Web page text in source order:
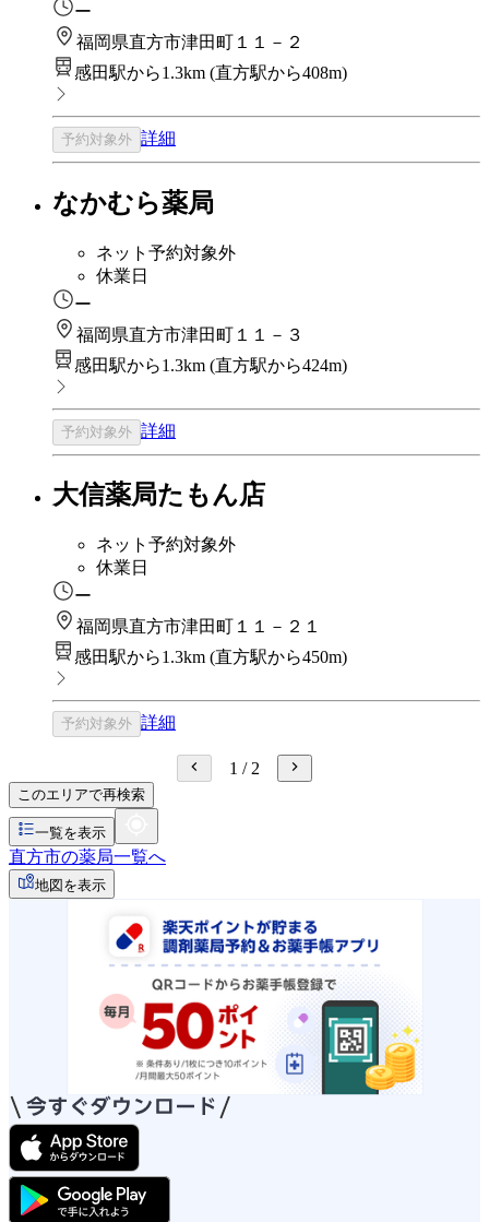
ー
福岡県直方市津田町１１－２
感田駅から1.3km (直方駅から408m)
予約対象外 詳細
なかむら薬局
ネット予約対象外
休業日
ー
福岡県直方市津田町１１－３
感田駅から1.3km (直方駅から424m)
予約対象外 詳細
大信薬局たもん店
ネット予約対象外
休業日
ー
福岡県直方市津田町１１－２１
感田駅から1.3km (直方駅から450m)
予約対象外 詳細
1 / 2
このエリアで再検索
一覧を表示
直方市の薬局一覧へ
地図を表示